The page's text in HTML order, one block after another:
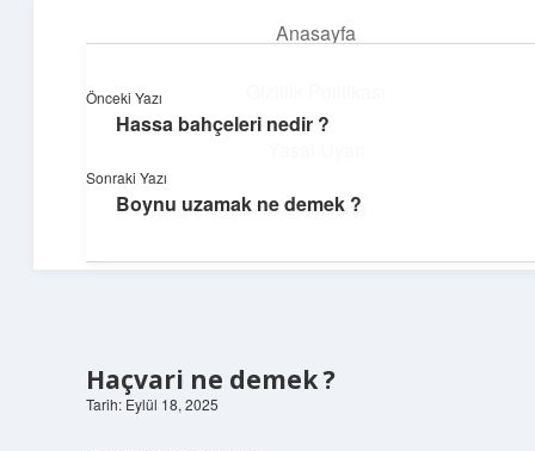
Anasayfa
Hakkımızda
Yumuşak Teknoloji Rehberi
Dijital dünyada huzurlu bir yolculuk!
Haçvari ne demek ?
Tarih: Eylül 18, 2025
Önceki Yazı
Hassa bahçeleri nedir ?
Sonraki Yazı
Boynu uzamak ne demek ?